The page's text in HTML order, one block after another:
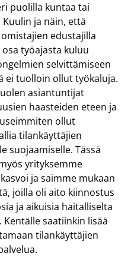
puolilla kuntaa tai
Kuulin ja näin, että
edustajilla
työajasta kuluu
selvittämiseen
ei tuolloin ollut työkaluja.
asiantuntijat
haasteiden eteen ja
ollut
tilankäyttäjien
suojaamiselle. Tässä
yrityksemme
ja saimme mukaan
joilla oli aito kiinnostus
ja aikuisia haitalliselta
Kentälle saatiinkin lisää
tilankäyttäjien